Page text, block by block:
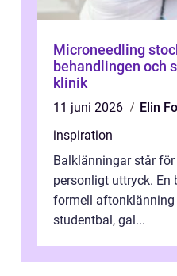
Microneedling stockholm
behandlingen och
klinik
11 juni 2026
Elin
inspiration
Balklänningar står
personligt uttryck. En
formell
studentbal, gal...